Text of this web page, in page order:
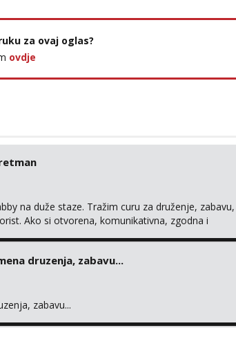
za ovaj oglas?
ovdje
na duže staze. Tražim curu za druženje, zabavu,
Ako si otvorena, komunikativna, zgodna i
druzenja, zabavu...
zabavu...